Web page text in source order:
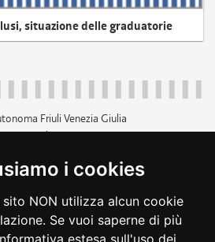
i cookies
sito NON utilizza alcun cookie
Se vuoi saperne di più
estesa sull'uso dei
situazione delle graduatorie
Friuli Venezia Giulia
p.iva 00526040324
040 3771111
trasparente
accessibilità
dichiarazione di